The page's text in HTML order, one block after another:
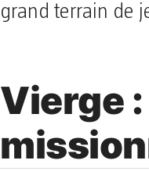
grand terrain de
Vierge